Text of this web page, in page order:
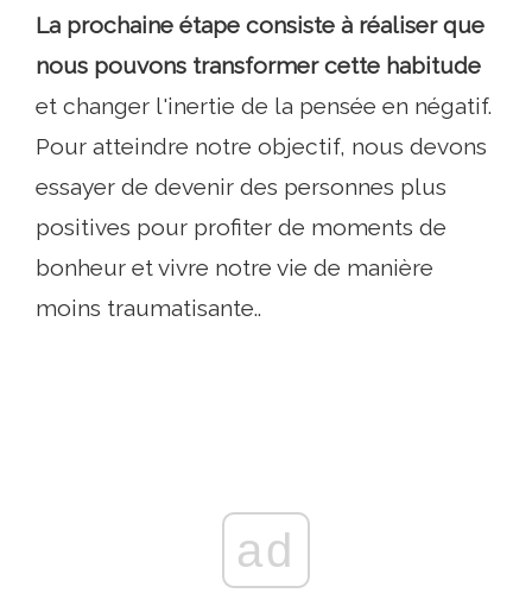
La prochaine étape consiste à réaliser que
nous pouvons transformer cette habitude
et changer l'inertie de la pensée en négatif.
Pour atteindre notre objectif, nous devons
essayer de devenir des personnes plus
positives pour profiter de moments de
bonheur et vivre notre vie de manière
moins traumatisante..
ad